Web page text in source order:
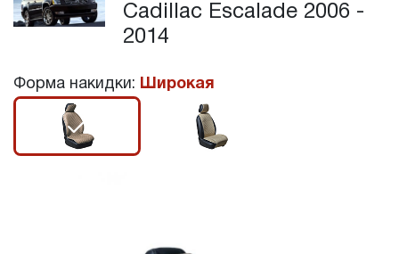
Cadillac Escalade 2006 -
2014
Форма накидки: Широкая
r